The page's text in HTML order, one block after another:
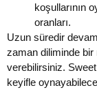
koşullarının
oranları.
Uzun süredir
zaman diliminde bir
verebilirsiniz.
keyifle